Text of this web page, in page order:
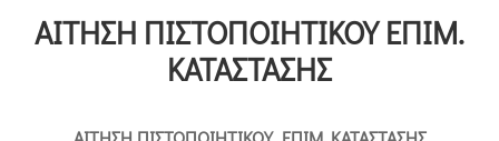
Επικοινωνία
ΑΙΤΗΣΗ ΠΙΣΤΟΠΟΙΗΤΙΚΟΥ ΕΠΙΜ.
ΚΑΤΑΣΤΑΣΗΣ